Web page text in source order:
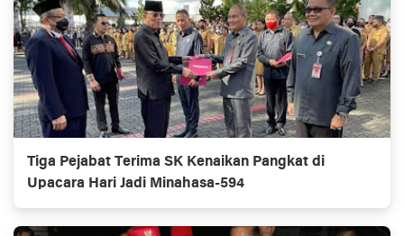
Tiga Pejabat Terima SK Kenaikan Pangkat di
Upacara Hari Jadi Minahasa-594